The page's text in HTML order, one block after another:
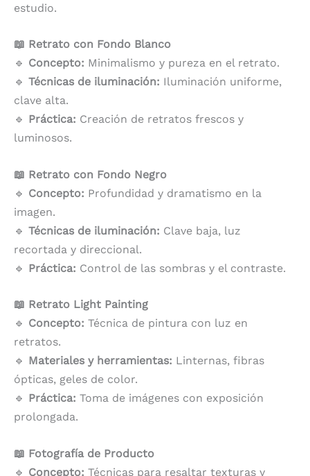
estudio.
📖 Retrato con Fondo Blanco
🔹 Concepto: Minimalismo y pureza en el retrato.
🔹 Técnicas de iluminación: Iluminación uniforme,
clave alta.
🔹 Práctica: Creación de retratos frescos y
luminosos.
📖 Retrato con Fondo Negro
🔹 Concepto: Profundidad y dramatismo en la
imagen.
🔹 Técnicas de iluminación: Clave baja, luz
recortada y direccional.
🔹 Práctica: Control de las sombras y el contraste.
📖 Retrato Light Painting
🔹 Concepto: Técnica de pintura con luz en
retratos.
🔹 Materiales y herramientas: Linternas, fibras
ópticas, geles de color.
🔹 Práctica: Toma de imágenes con exposición
prolongada.
📖 Fotografía de Producto
🔹 Concepto: Técnicas para resaltar texturas y